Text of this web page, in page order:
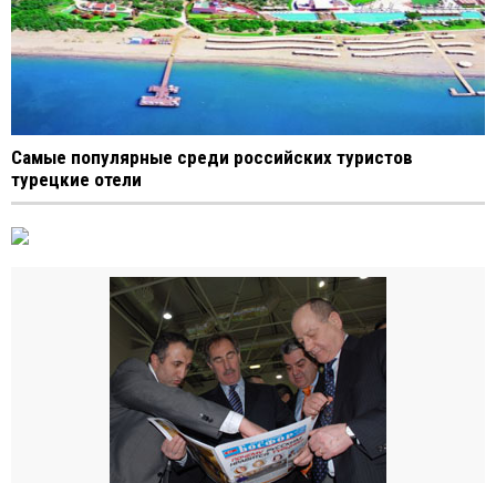
Cамые популярные среди российских туристов
турецкие отели